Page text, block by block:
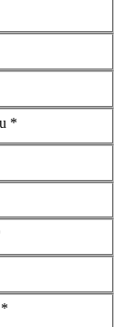
*